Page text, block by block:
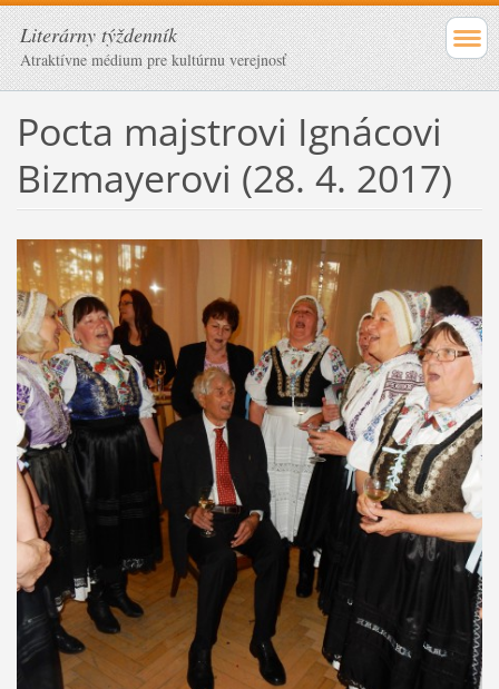
Literárny týždenník
Atraktívne médium pre kultúrnu verejnosť
Pocta majstrovi Ignácovi
Bizmayerovi (28. 4. 2017)